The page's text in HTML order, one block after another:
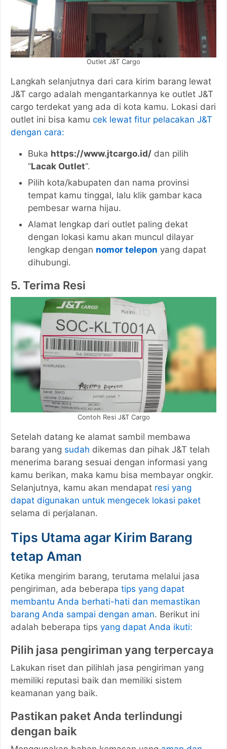
Outlet J&T Cargo
Langkah selanjutnya dari cara kirim barang lewat
J&T cargo adalah mengantarkannya ke outlet J&T
cargo terdekat yang ada di kota kamu. Lokasi dari
outlet ini bisa kamu cek lewat fitur pelacakan J&T
dengan cara:
Buka https://www.jtcargo.id/ dan pilih
“Lacak Outlet“.
Pilih kota/kabupaten dan nama provinsi
tempat kamu tinggal, lalu klik gambar kaca
pembesar warna hijau.
Alamat lengkap dari outlet paling dekat
dengan lokasi kamu akan muncul dilayar
lengkap dengan nomor telepon yang dapat
dihubungi.
5. Terima Resi
Contoh Resi J&T Cargo
Setelah datang ke alamat sambil membawa
barang yang sudah dikemas dan pihak J&T telah
menerima barang sesuai dengan informasi yang
kamu berikan, maka kamu bisa membayar ongkir.
Selanjutnya, kamu akan mendapat resi yang
dapat digunakan untuk mengecek lokasi paket
selama di perjalanan.
Tips Utama agar Kirim Barang
tetap Aman
Ketika mengirim barang, terutama melalui jasa
pengiriman, ada beberapa tips yang dapat
membantu Anda berhati-hati dan memastikan
barang Anda sampai dengan aman. Berikut ini
adalah beberapa tips yang dapat Anda ikuti:
Pilih jasa pengiriman yang terpercaya
Lakukan riset dan pilihlah jasa pengiriman yang
memiliki reputasi baik dan memiliki sistem
keamanan yang baik.
Pastikan paket Anda terlindungi
dengan baik